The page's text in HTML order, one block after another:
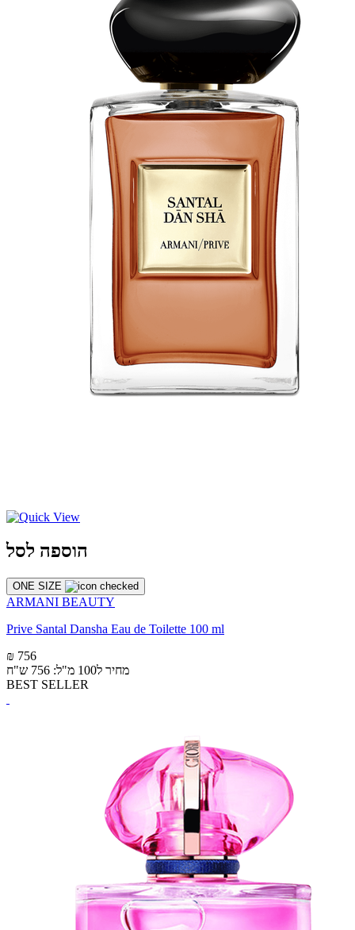
הוספה לסל
ONE SIZE
ARMANI BEAUTY
Prive Santal Dansha Eau de Toilette 100 ml
₪ 756
מחיר ל100 מ"ל: 756 ש"ח
BEST SELLER